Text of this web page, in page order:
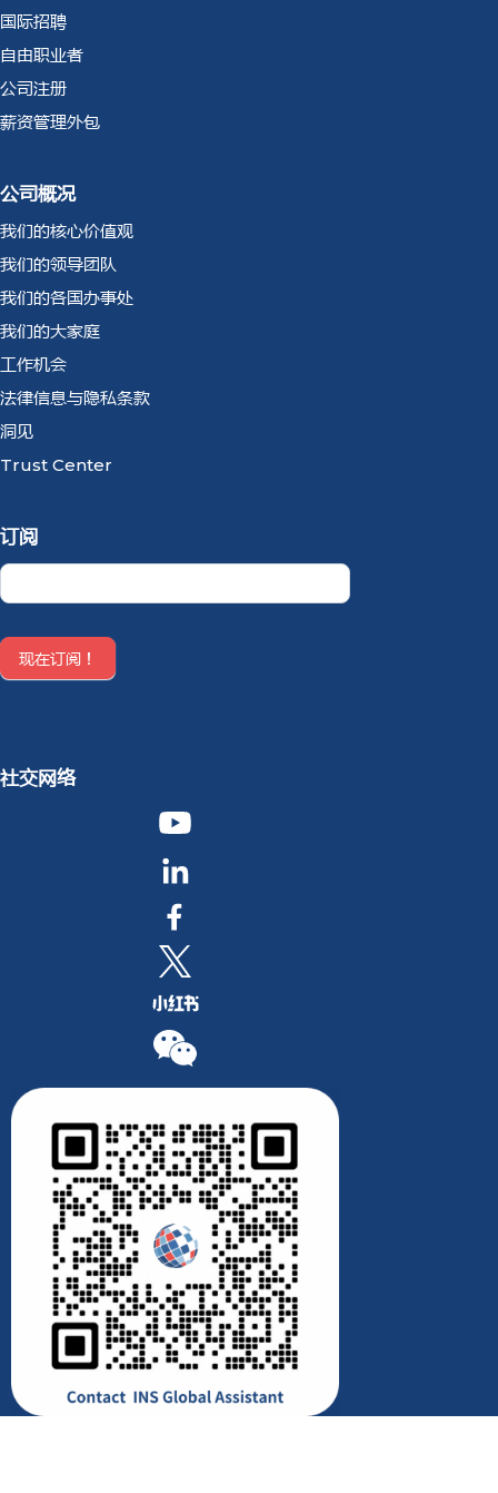
国际招聘
自由职业者
公司注册
薪资管理外包
公司概况
我们的核心价值观
我们的领导团队
我们的各国办事处
我们的大家庭
工作机会
法律信息与隐私条款
洞见
Trust Center
订阅
Newsletter
CN
现在订阅！
社交网络